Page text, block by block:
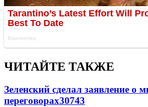
ЧИТАЙТЕ ТАКЖЕ
Зеленский сделал заявление о
переговорах30743